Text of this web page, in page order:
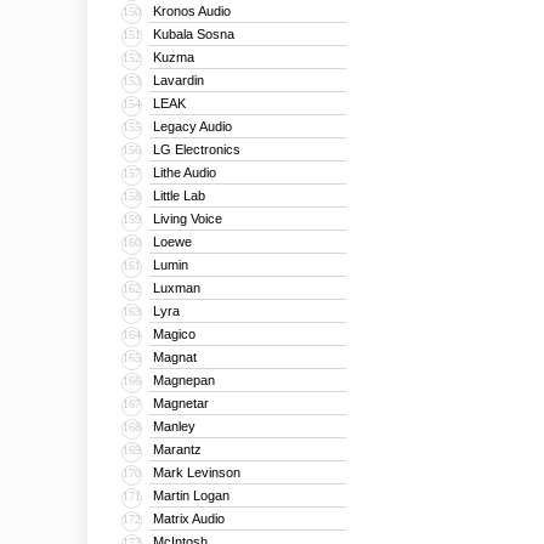
150 Kronos Audio
151 Kubala Sosna
152 Kuzma
153 Lavardin
154 LEAK
155 Legacy Audio
156 LG Electronics
157 Lithe Audio
158 Little Lab
159 Living Voice
160 Loewe
161 Lumin
162 Luxman
163 Lyra
164 Magico
165 Magnat
166 Magnepan
167 Magnetar
168 Manley
169 Marantz
170 Mark Levinson
171 Martin Logan
172 Matrix Audio